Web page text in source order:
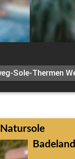
Sole-Thermen